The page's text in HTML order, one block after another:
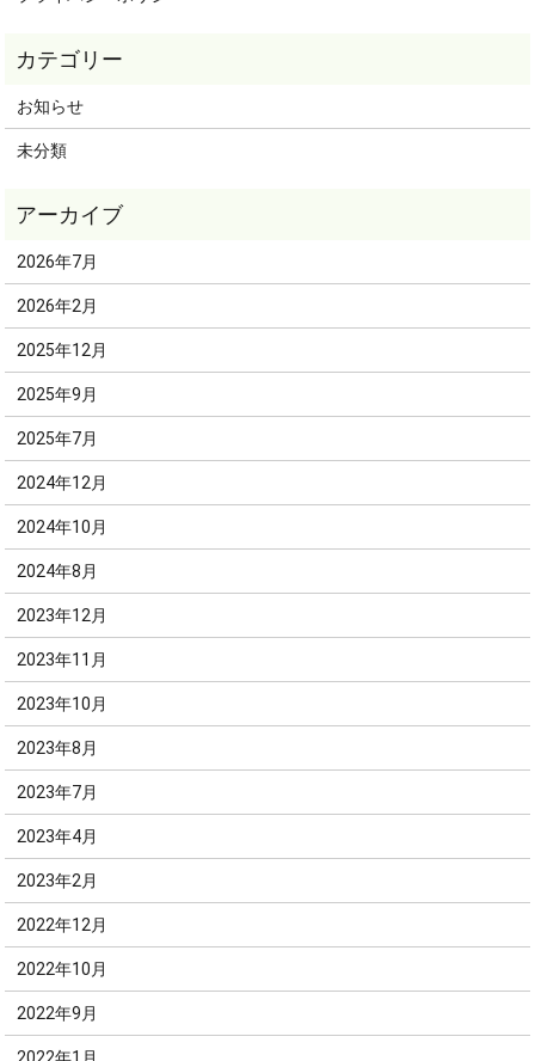
お知らせ
未分類
2026年7月
2026年2月
2025年12月
2025年9月
2025年7月
2024年12月
2024年10月
2024年8月
2023年12月
2023年11月
2023年10月
2023年8月
2023年7月
2023年4月
2023年2月
2022年12月
2022年10月
2022年9月